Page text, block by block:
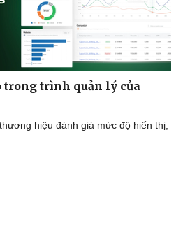
trong trình quản lý của
hiệu đánh giá mức độ hiển thị,